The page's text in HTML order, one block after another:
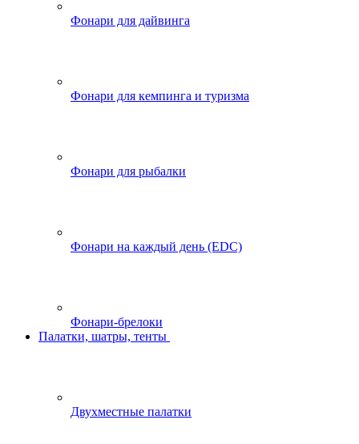
Фонари для дайвинга
Фонари для кемпинга и туризма
Фонари для рыбалки
Фонари на каждый день (EDC)
Фонари-брелоки
Палатки, шатры, тенты
Двухместные палатки